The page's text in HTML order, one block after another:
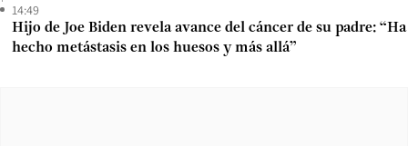
14:49
Hijo de Joe Biden revela avance del cáncer de su padre: “Ha
hecho metástasis en los huesos y más allá”